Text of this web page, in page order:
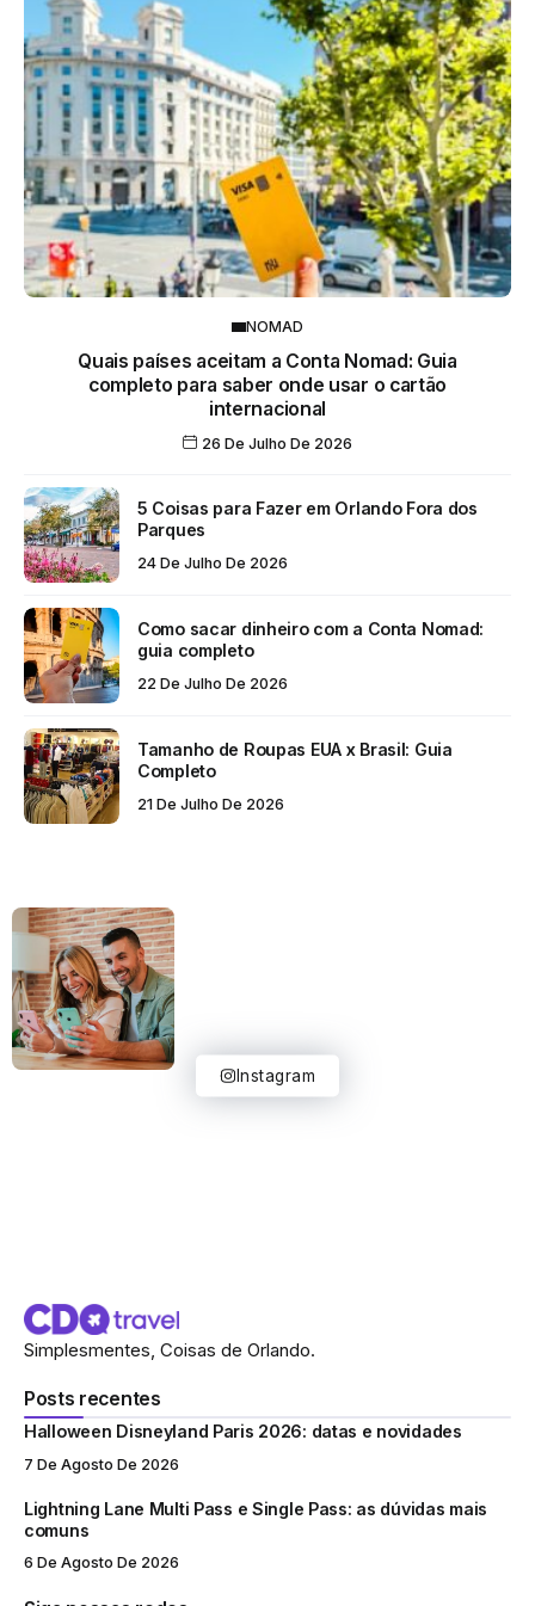
NOMAD
Quais países aceitam a Conta Nomad: Guia
completo para saber onde usar o cartão
internacional
26 De Julho De 2026
5 Coisas para Fazer em Orlando Fora dos
Parques
24 De Julho De 2026
Como sacar dinheiro com a Conta Nomad:
guia completo
22 De Julho De 2026
Tamanho de Roupas EUA x Brasil: Guia
Completo
21 De Julho De 2026
Instagram
Simplesmentes, Coisas de Orlando.
Posts recentes
Halloween Disneyland Paris 2026: datas e novidades
7 De Agosto De 2026
Lightning Lane Multi Pass e Single Pass: as dúvidas mais
comuns
6 De Agosto De 2026